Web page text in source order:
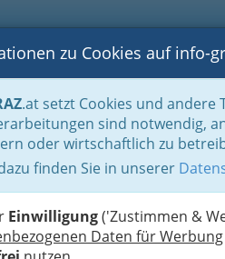
BLOGS FOTOS G
zu Cookies auf info-
.at setzt Cookies und andere
sind notwendig,
oder wirtschaftlich zu
finden Sie in unserer
Einwilligung('Zustimmen &
Daten für Werbung
Bauträger